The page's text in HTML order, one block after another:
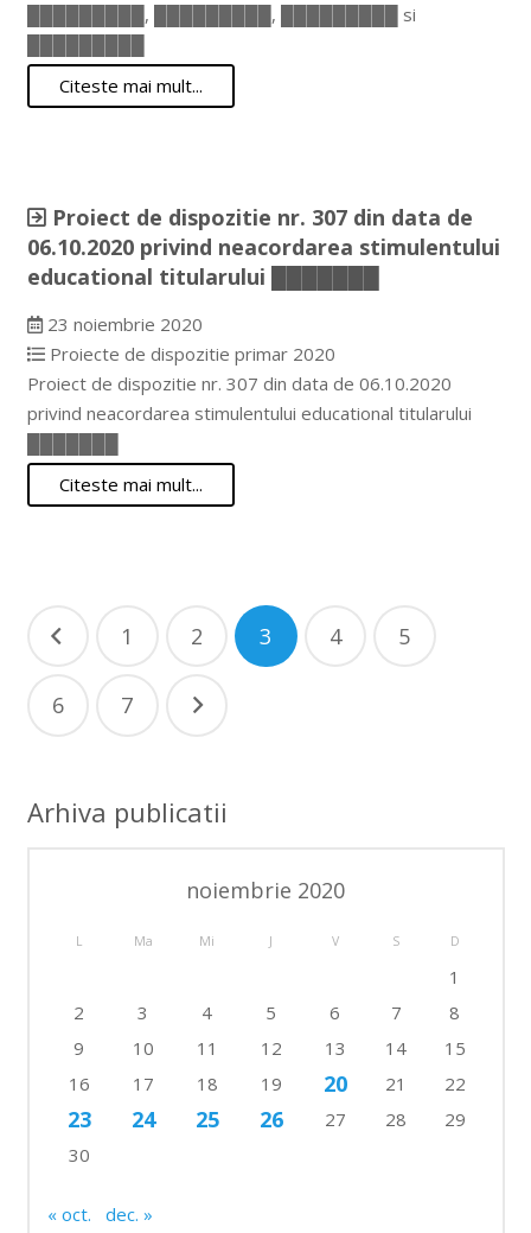
█████████, █████████, █████████ si
Citeste mai mult...
Proiect de dispozitie nr. 307 din data de
06.10.2020 privind neacordarea stimulentului
educational titularului ███████
23 noiembrie 2020
Proiecte de dispozitie primar 2020
Proiect de dispozitie nr. 307 din data de 06.10.2020
privind neacordarea stimulentului educational titularului
Citeste mai mult...
Paginație
1 2 3 4 5
6 7
Arhiva publicatii
noiembrie 2020
L Ma Mi J V S D
1
2
3 4 5 6 7
8
9
10 11 12 13 14
15
16
17 18 19 20 21 22
23 24 25 26 27 28
29
30
« oct. dec. »